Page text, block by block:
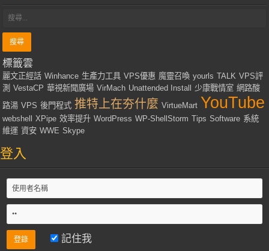
標籤雲
麗文正經話 Winhance 生產力工具 VPS優惠 魔靈召喚 yourls TALK VPS評
測 VestaCP 華視新聞廣場 VirMach Unattended Install 少康戰情室 網路酸
路湯 VPS 後門程式 推特上在夯什麼 VirtueMart YouTube
webshell XPipe 效率提升 WordPress WP-ShellStorm Tips Software 系統
維運 資安 WWE Skype
登入
記住我